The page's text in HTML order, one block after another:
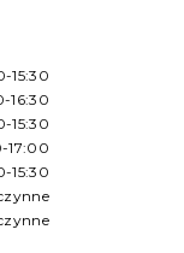
15:30
16:30
15:30
17:00
15:30